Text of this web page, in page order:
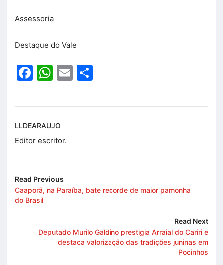
Assessoria
Destaque do Vale
Facebook
WhatsApp
Email
LLDEARAUJO
Editor escritor.
Read Previous
Caaporã, na Paraíba, bate recorde de maior pamonha
do Brasil
Read Next
Deputado Murilo Galdino prestigia Arraial do Cariri e
destaca valorização das tradições juninas em
Pocinhos